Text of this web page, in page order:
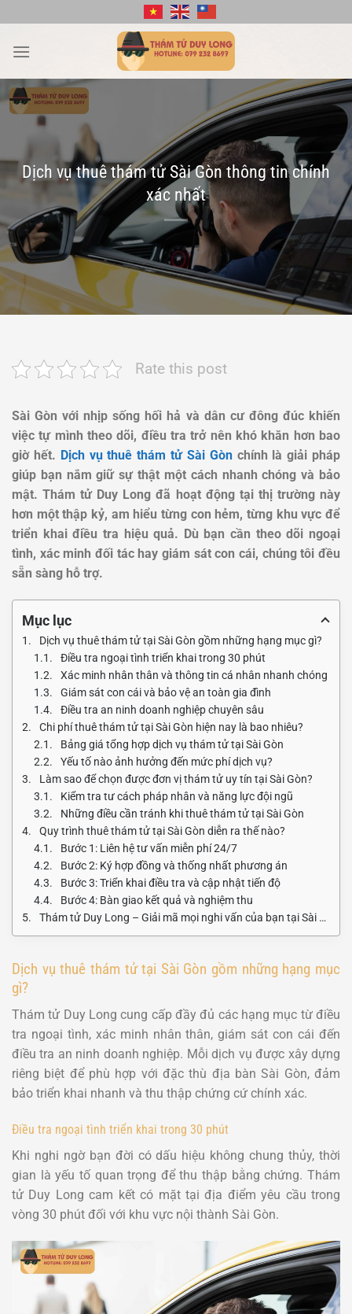
qua
nội
Dịch vụ thuê thám tử Sài Gòn thông tin chính
xác nhất
Rate this post
Sài Gòn với nhịp sống hối hả và dân cư đông đúc khiến
việc tự mình theo dõi, điều tra trở nên khó khăn hơn bao
giờ hết. Dịch vụ thuê thám tử Sài Gònchính là giải pháp
giúp bạn nắm giữ sự thật một cách nhanh chóng và bảo
mật. Thám tử Duy Long đã hoạt động tại thị trường này
hơn một thập kỷ, am hiểu từng con hẻm, từng khu vực để
triển khai điều tra hiệu quả. Dù bạn cần theo dõi ngoại
tình, xác minh đối tác hay giám sát con cái, chúng tôi đều
sẵn sàng hỗ trợ.
Mục lục
Dịch vụ thuê thám tử tại Sài Gòn gồm những hạng mục gì?
Điều tra ngoại tình triển khai trong 30 phút
Xác minh nhân thân và thông tin cá nhân nhanh chóng
Giám sát con cái và bảo vệ an toàn gia đình
Điều tra an ninh doanh nghiệp chuyên sâu
Chi phí thuê thám tử tại Sài Gòn hiện nay là bao nhiêu?
Bảng giá tổng hợp dịch vụ thám tử tại Sài Gòn
Yếu tố nào ảnh hưởng đến mức phí dịch vụ?
Làm sao để chọn được đơn vị thám tử uy tín tại Sài Gòn?
Kiểm tra tư cách pháp nhân và năng lực đội ngũ
Những điều cần tránh khi thuê thám tử tại Sài Gòn
Quy trình thuê thám tử tại Sài Gòn diễn ra thế nào?
Bước 1: Liên hệ tư vấn miễn phí 24/7
Bước 2: Ký hợp đồng và thống nhất phương án
Bước 3: Triển khai điều tra và cập nhật tiến độ
Bước 4: Bàn giao kết quả và nghiệm thu
Thám tử Duy Long – Giải mã mọi nghi vấn của bạn tại Sài Gòn
Dịch vụ thuê thám tử tại Sài Gòn gồm những hạng mục
gì?
Thám tử Duy Long cung cấp đầy đủ các hạng mục từ điều
tra ngoại tình, xác minh nhân thân, giám sát con cái đến
điều tra an ninh doanh nghiệp. Mỗi dịch vụ được xây dựng
riêng biệt để phù hợp với đặc thù địa bàn Sài Gòn, đảm
bảo triển khai nhanh và thu thập chứng cứ chính xác.
Điều tra ngoại tình triển khai trong 30 phút
Khi nghi ngờ bạn đời có dấu hiệu không chung thủy, thời
gian là yếu tố quan trọng để thu thập bằng chứng. Thám
tử Duy Long cam kết có mặt tại địa điểm yêu cầu trong
vòng 30 phút đối với khu vực nội thành Sài Gòn.